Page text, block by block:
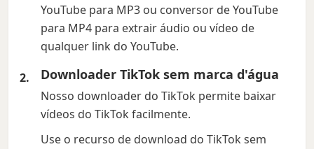
YouTube para MP3 ou conversor de YouTube
para MP4 para extrair áudio ou vídeo de
qualquer link do YouTube.
Downloader TikTok sem marca d'água
Nosso downloader do TikTok permite baixar
vídeos do TikTok facilmente.
Use o recurso de download do TikTok sem